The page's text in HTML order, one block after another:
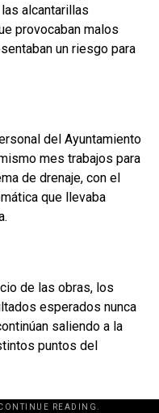
alcantarillas
provocaban malos
un riesgo para
del Ayuntamiento
mes trabajos para
de drenaje, con el
que llevaba
de las obras, los
esperados nunca
saliendo a la
puntos del
READING.